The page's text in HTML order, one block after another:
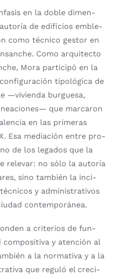
en la doble dimen­
de edi­fi­cios emble­
como téc­ni­co ges­tor en
Como arqui­tec­to
Mora par­ti­ci­pó en la
tipo­ló­gi­ca de
—vivien­da bur­gue­sa,
que mar­ca­ron
en las pri­me­ras
Esa media­ción entre pro­
de los lega­dos que la
rele­var: no sólo la auto­ría
sino tam­bién la inci­
y admi­nis­tra­ti­vos
con­tem­po­rá­nea.
a cri­te­rios de fun­
com­po­si­ti­va y aten­ción al
a la nor­ma­ti­va y a la
que regu­ló el cre­ci­